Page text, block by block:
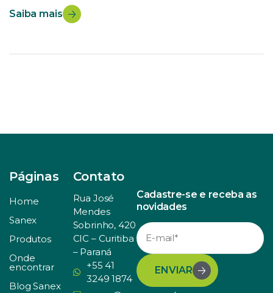
(Fundação de Estudos Agrários Luiz de Queiroz), o PIB
do agronegócio brasileiro cresceu 2,36% de janeiro a
Saiba mais
Páginas
Home
Sanex
Produtos
Onde
encontrar
Blog Sanex
Contato
Rua José
Mendes
Sobrinho, 420
CIC – Curitiba
– Paraná
+55 41
3249 1874
Cadastre-se e receba as
novidades
ENVIAR